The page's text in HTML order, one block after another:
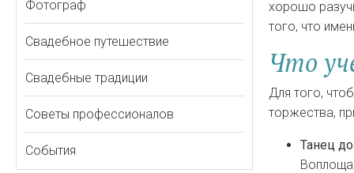
хорошо
того, что
Что
Для того,
торжества,
Танец
Фотограф
Свадебное путешествие
Свадебные традиции
Советы профессионалов
События